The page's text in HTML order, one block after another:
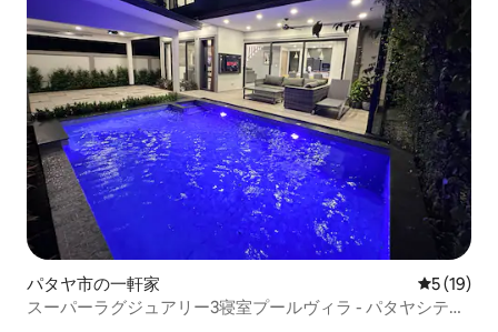
パタヤ市の一軒家 レビュー
5 (19)
スーパーラグジュアリー3寝室プールヴィラ - パタヤシティ